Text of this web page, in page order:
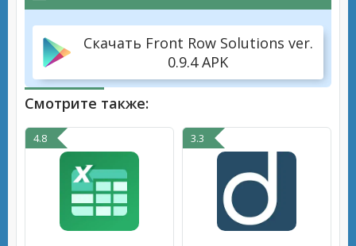
Скачать Front Row Solutions ver.
0.9.4 APK
Смотрите также:
4.8 3.3